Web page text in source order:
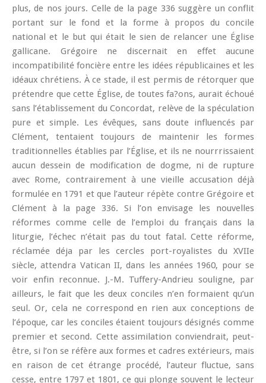
plus, de nos jours. Celle de la page 336 suggère un conflit
portant sur le fond et la forme à propos du concile
national et le but qui était le sien de relancer une Église
gallicane. Grégoire ne discernait en effet aucune
incompatibilité foncière entre les idées républicaines et les
idéaux chrétiens. À ce stade, il est permis de rétorquer que
prétendre que cette Église, de toutes fa?ons, aurait échoué
sans l’établissement du Concordat, relève de la spéculation
pure et simple. Les évêques, sans doute influencés par
Clément, tentaient toujours de maintenir les formes
traditionnelles établies par l’Église, et ils ne nourrrissaient
aucun dessein de modification de dogme, ni de rupture
avec Rome, contrairement à une vieille accusation déjà
formulée en 1791 et que l’auteur répète contre Grégoire et
Clément à la page 336. Si l’on envisage les nouvelles
réformes comme celle de l’emploi du français dans la
liturgie, l’échec n’était pas du tout fatal. Cette réforme,
réclamée déja par les cercles port-royalistes du XVIIe
siècle, attendra Vatican II, dans les années 1960, pour se
voir enfin reconnue. J.-M. Tuffery-Andrieu souligne, par
ailleurs, le fait que les deux conciles n’en formaient qu’un
seul. Or, cela ne correspond en rien aux conceptions de
l’époque, car les conciles étaient toujours désignés comme
premier et second. Cette assimilation conviendrait, peut-
être, si l’on se réfère aux formes et cadres extérieurs, mais
en raison de cet étrange procédé, l’auteur fluctue, sans
cesse, entre 1797 et 1801, ce qui plonge souvent le lecteur